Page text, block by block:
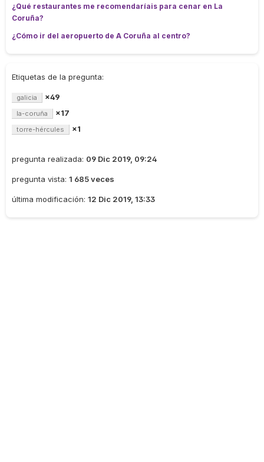
¿Qué restaurantes me recomendaríais para cenar en La
Coruña?
¿Cómo ir del aeropuerto de A Coruña al centro?
Etiquetas de la pregunta:
galicia ×49
la-coruña ×17
torre-hércules ×1
pregunta realizada: 09 Dic 2019, 09:24
pregunta vista: 1 685 veces
última modificación: 12 Dic 2019, 13:33